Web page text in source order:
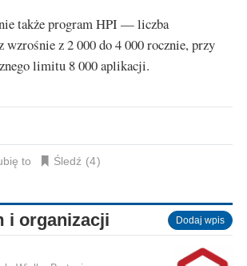
także program HPI — liczba
wzrośnie z 2 000 do 4 000 rocznie, przy
limitu 8 000 aplikacji.
to Śledź 4
i organizacji Dodaj wpis